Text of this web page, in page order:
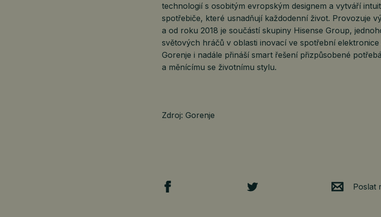
technologií s osobitým evropským designem a vytváří
spotřebiče, které usnadňují každodenní život. Provozuje
a od roku 2018 je součástí skupiny Hisense Group,
světových hráčů v oblasti inovací ve spotřební
Gorenje i nadále přináší smart řešení přizpůsobené
a měnícímu se životnímu stylu.
Zdroj: Gorenje
Poslat